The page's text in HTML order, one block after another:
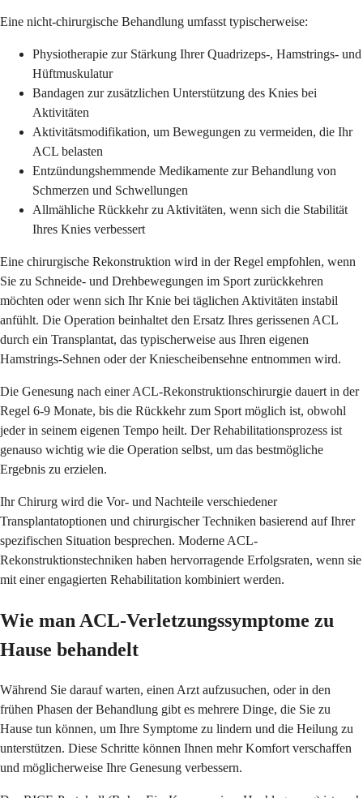
Eine nicht-chirurgische Behandlung umfasst typischerweise:
Physiotherapie zur Stärkung Ihrer Quadrizeps-, Hamstrings- und
Hüftmuskulatur
Bandagen zur zusätzlichen Unterstützung des Knies bei
Aktivitäten
Aktivitätsmodifikation, um Bewegungen zu vermeiden, die Ihr
ACL belasten
Entzündungshemmende Medikamente zur Behandlung von
Schmerzen und Schwellungen
Allmähliche Rückkehr zu Aktivitäten, wenn sich die Stabilität
Ihres Knies verbessert
Eine chirurgische Rekonstruktion wird in der Regel empfohlen, wenn
Sie zu Schneide- und Drehbewegungen im Sport zurückkehren
möchten oder wenn sich Ihr Knie bei täglichen Aktivitäten instabil
anfühlt. Die Operation beinhaltet den Ersatz Ihres gerissenen ACL
durch ein Transplantat, das typischerweise aus Ihren eigenen
Hamstrings-Sehnen oder der Kniescheibensehne entnommen wird.
Die Genesung nach einer ACL-Rekonstruktionschirurgie dauert in der
Regel 6-9 Monate, bis die Rückkehr zum Sport möglich ist, obwohl
jeder in seinem eigenen Tempo heilt. Der Rehabilitationsprozess ist
genauso wichtig wie die Operation selbst, um das bestmögliche
Ergebnis zu erzielen.
Ihr Chirurg wird die Vor- und Nachteile verschiedener
Transplantatoptionen und chirurgischer Techniken basierend auf Ihrer
spezifischen Situation besprechen. Moderne ACL-
Rekonstruktionstechniken haben hervorragende Erfolgsraten, wenn sie
mit einer engagierten Rehabilitation kombiniert werden.
Wie man ACL-Verletzungssymptome zu
Hause behandelt
Während Sie darauf warten, einen Arzt aufzusuchen, oder in den
frühen Phasen der Behandlung gibt es mehrere Dinge, die Sie zu
Hause tun können, um Ihre Symptome zu lindern und die Heilung zu
unterstützen. Diese Schritte können Ihnen mehr Komfort verschaffen
und möglicherweise Ihre Genesung verbessern.